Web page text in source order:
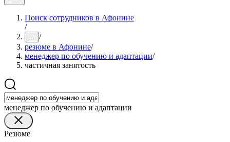
Поиск сотрудников в Афонине
/
... /
резюме в Афонине/
менеджер по обучению и адаптации/
частичная занятость
менеджер по обучению и адаптации
Резюме